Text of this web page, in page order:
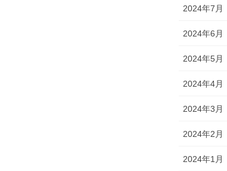
2024年7月
2024年6月
2024年5月
2024年4月
2024年3月
2024年2月
2024年1月